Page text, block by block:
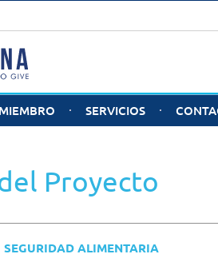
SERVICIOS
Proyecto
SEGURIDAD ALIMENTARIA